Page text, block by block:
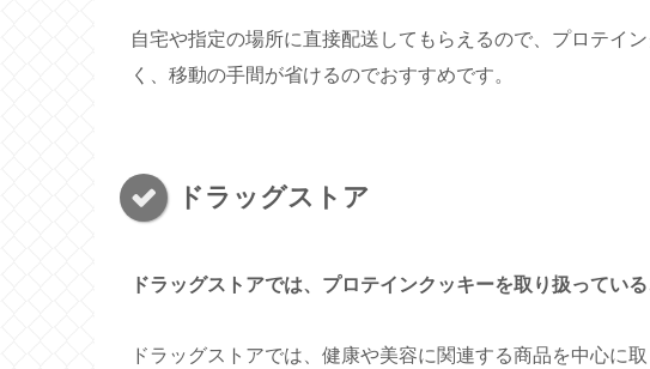
自宅や指定の場所に直接配送してもらえるので、プロテイ
く、移動の手間が省けるのでおすすめです。
ドラッグストア
ドラッグストアでは、プロテインクッキーを取り扱っている
ドラッグストアでは、健康や美容に関連する商品を中心に